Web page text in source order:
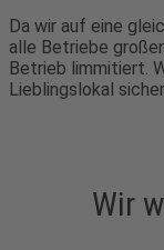
Da wir auf eine
alle Betriebe
Betrieb limmitiert.
Lieblingslokal
Wir